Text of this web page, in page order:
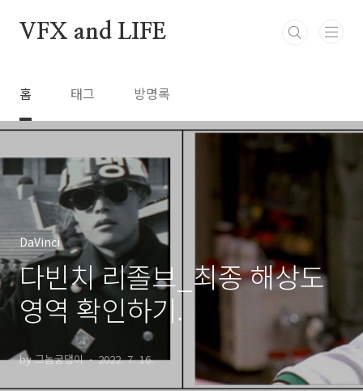
VFX and LIFE
홈 태그 방명록
DaVinci
다빈치 리졸브_최종 해상도
영역 확인하기.
by 그놈궁댕이 2022. 7. 16.